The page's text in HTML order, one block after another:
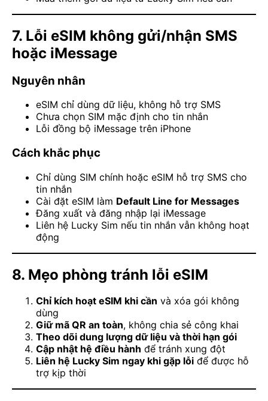
7. Lỗi eSIM không gửi/nhận SMS
hoặc iMessage
Nguyên nhân
eSIM chỉ dùng dữ liệu, không hỗ trợ SMS
Chưa chọn SIM mặc định cho tin nhắn
Lỗi đồng bộ iMessage trên iPhone
Cách khắc phục
Chỉ dùng SIM chính hoặc eSIM hỗ trợ SMS cho
tin nhắn
Cài đặt eSIM làm Default Line for Messages
Đăng xuất và đăng nhập lại iMessage
Liên hệ Lucky Sim nếu tin nhắn vẫn không hoạt
động
8. Mẹo phòng tránh lỗi eSIM
Chỉ kích hoạt eSIM khi cần và xóa gói không
dùng
Giữ mã QR an toàn, không chia sẻ công khai
Theo dõi dung lượng dữ liệu và thời hạn gói
Cập nhật hệ điều hành để tránh xung đột
Liên hệ Lucky Sim ngay khi gặp lỗi để được hỗ
trợ kịp thời